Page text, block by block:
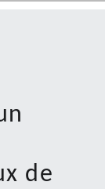
de